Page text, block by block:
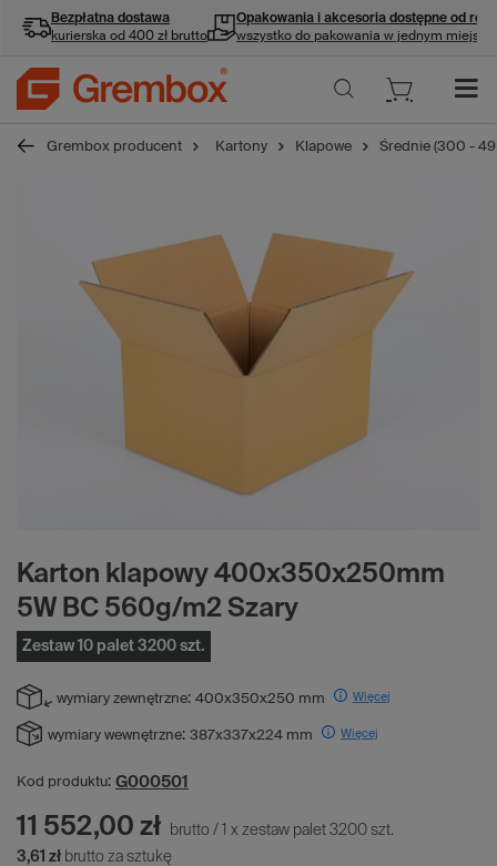
Bezpłatna dostawa
kurierska od 400 zł brutto
Opakowania i akcesoria dostępne od ręki
wszystko do pakowania w jednym miejscu
Grembox producent Kartony Klapowe Średnie (300 -
Karton klapowy 400x350x250mm
5W BC 560g/m2 Szary
Zestaw 10 palet 3200 szt.
wymiary zewnętrzne: 400x350x250 mm Więcej
wymiary wewnętrzne: 387x337x224 mm Więcej
Kod produktu: G000501
11 552,00 zł brutto / 1 x zestaw palet 3200 szt.
3,61 zł brutto za sztukę